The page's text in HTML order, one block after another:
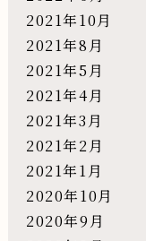
2021年10月
2021年8月
2021年5月
2021年4月
2021年3月
2021年2月
2021年1月
2020年10月
2020年9月